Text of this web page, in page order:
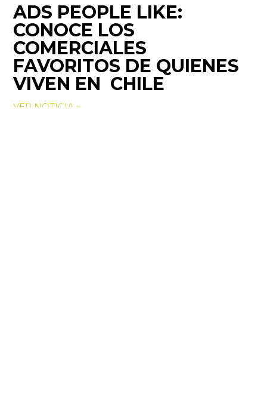
ADS PEOPLE LIKE:
CONOCE LOS
COMERCIALES
FAVORITOS DE QUIENES
VIVEN EN CHILE
VER NOTICIA »